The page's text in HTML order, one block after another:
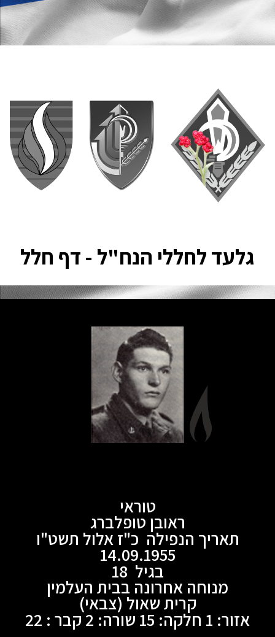
גלעד לחללי הנח"ל - דף חלל
טוראי
ראובן טופלברג
תאריך הנפילה כ"ז אלול תשט"ו
14.09.1955
בגיל 18
מנוחה אחרונה בבית העלמין
קרית שאול (צבאי)
אזור: 1 חלקה: 15 שורה: 2 קבר : 22